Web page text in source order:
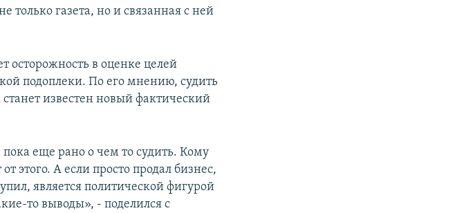
только газета, но и связанная с ней
осторожность в оценке целей
подоплеки. По его мнению, судить
станет известен новый фактический
еще рано о чем то судить. Кому
этого. А если просто продал бизнес,
является политической фигурой
то выводы», - поделился с